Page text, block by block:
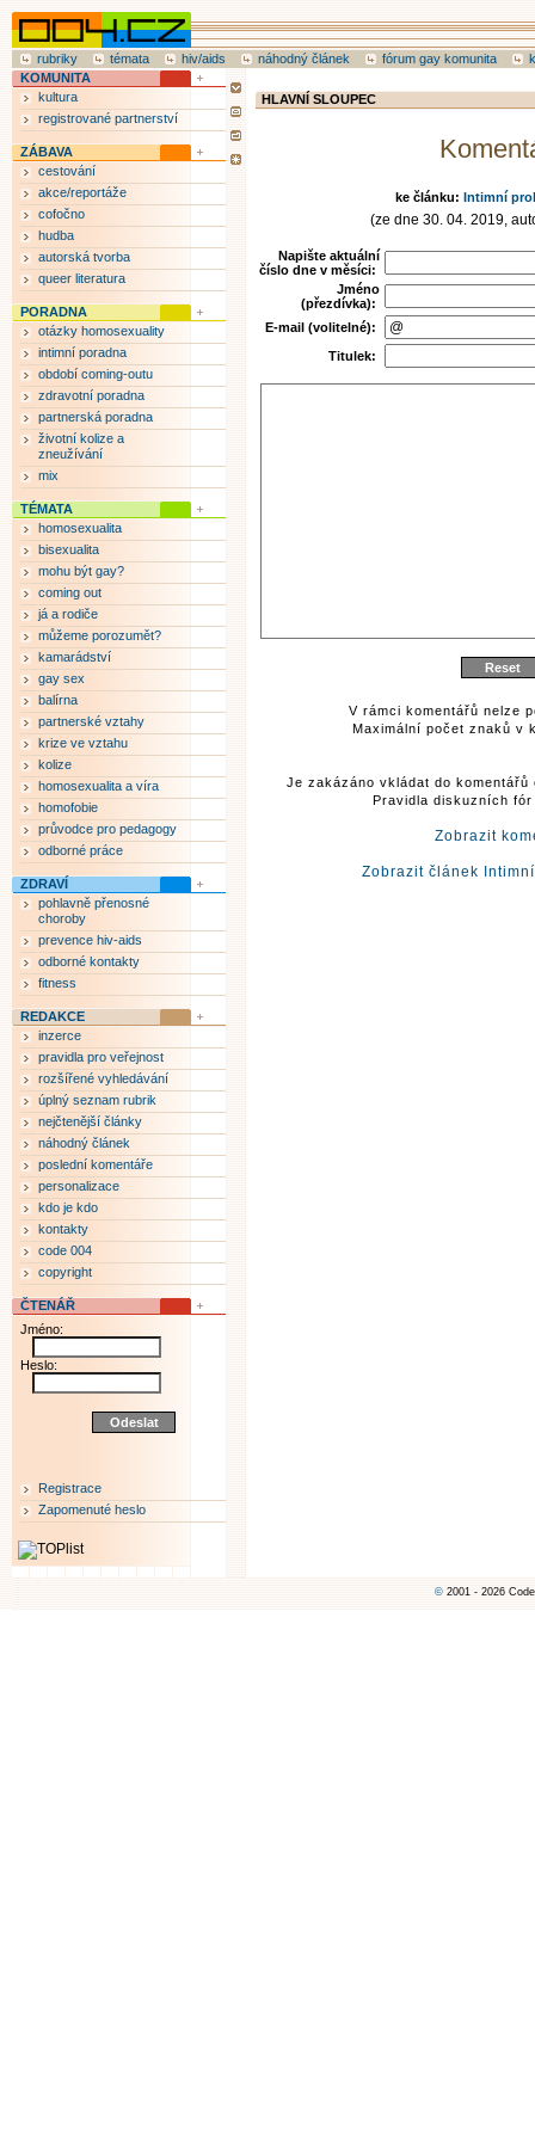
rubriky témata hiv/aids náhodný článek fórum gay komunita
HLAVNÍ SLOUPEC
ke článku: Intimní
(ze dne 30. 04. 2019,
Napište aktuální
číslo dne v měsíci:
Jméno
(přezdívka):
E-mail (volitelné):
Titulek:
V rámci komentářů nelze
Maximální počet znaků v
Je zakázáno vkládat do
Pravidla diskuzních
Zobrazit
Zobrazit článek
KOMUNITA
kultura
registrované partnerství
ZÁBAVA
cestování
akce/reportáže
cofočno
hudba
autorská tvorba
queer literatura
PORADNA
otázky homosexuality
intimní poradna
období coming-outu
zdravotní poradna
partnerská poradna
životní kolize a
zneužívání
mix
TÉMATA
homosexualita
bisexualita
mohu být gay?
coming out
já a rodiče
můžeme porozumět?
kamarádství
gay sex
balírna
partnerské vztahy
krize ve vztahu
kolize
homosexualita a víra
homofobie
průvodce pro pedagogy
odborné práce
ZDRAVÍ
pohlavně přenosné
choroby
prevence hiv-aids
odborné kontakty
fitness
REDAKCE
inzerce
pravidla pro veřejnost
rozšířené vyhledávání
úplný seznam rubrik
nejčtenější články
náhodný článek
poslední komentáře
personalizace
kdo je kdo
kontakty
code 004
copyright
ČTENÁŘ
Jméno:
Heslo:
Registrace
Zapomenuté heslo
© 2001 - 2026